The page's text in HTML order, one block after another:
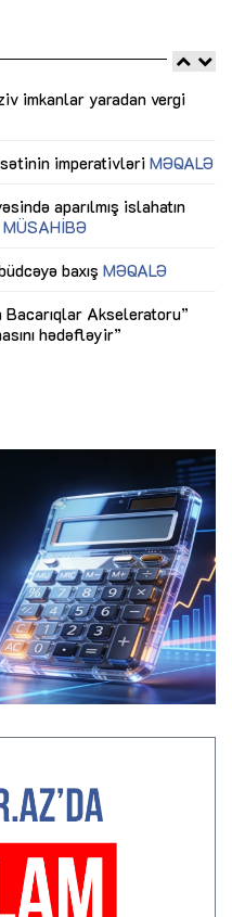
imkanlar yaradan vergi
imperativləri MƏQALƏ
aparılmış islahatın
MÜSAHİBƏ
baxış MƏQALƏ
Akseleratoru”
hədəfləyir”